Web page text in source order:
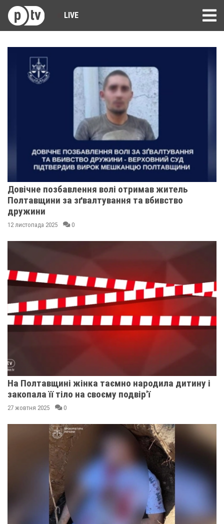
LIVE
Довічне позбавлення волі отримав житель
Полтавщини за зґвалтування та вбивство
дружини
12 листопада 2025 0
На Полтавщині жінка таємно народила дитину і
закопала її тіло на своєму подвір'ї
27 жовтня 2025 0